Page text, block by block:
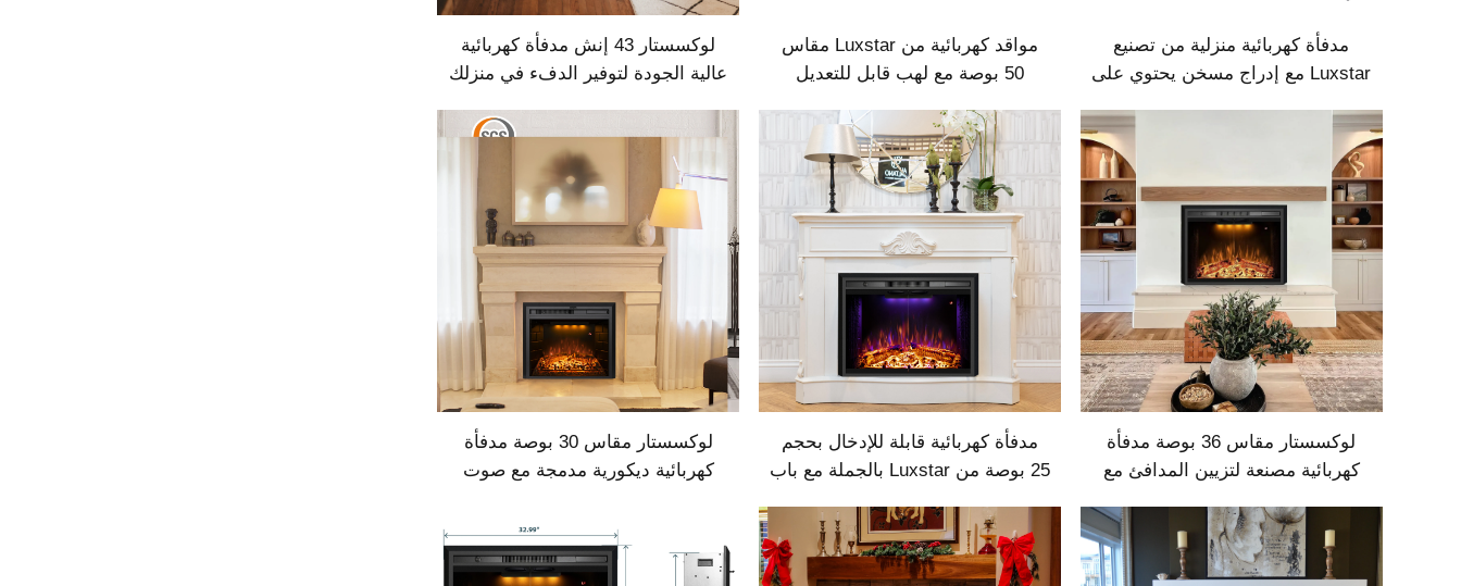
لوكسستار 43 إنش مدفأة كهربائية
عالية الجودة لتوفير الدفء في منزلك
مواقد كهربائية من Luxstar مقاس
50 بوصة مع لهب قابل للتعديل
داخل الجدار
مدفأة كهربائية منزلية من تصنيع
Luxstar مع إدراج مسخن يحتوي على
لوكسستار مقاس 30 بوصة مدفأة
كهربائية ديكورية مدمجة مع صوت
مدفأة كهربائية قابلة للإدخال بحجم
25 بوصة من Luxstar بالجملة مع باب
تشظي النار
لوكسستار مقاس 36 بوصة مدفأة
كهربائية مصنعة لتزيين المدافئ مع